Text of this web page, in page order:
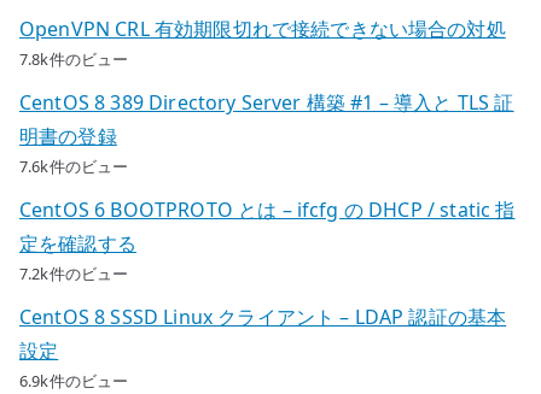
OpenVPN CRL 有効期限切れで接続できない場合の対処
7.8k件のビュー
CentOS 8 389 Directory Server 構築 #1 – 導入と TLS 証
明書の登録
7.6k件のビュー
CentOS 6 BOOTPROTO とは – ifcfg の DHCP / static 指
定を確認する
7.2k件のビュー
CentOS 8 SSSD Linux クライアント – LDAP 認証の基本
設定
6.9k件のビュー